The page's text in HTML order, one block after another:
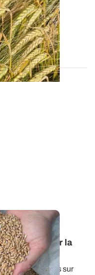
de la dernière
: des
démarrer la
essais conduits sur